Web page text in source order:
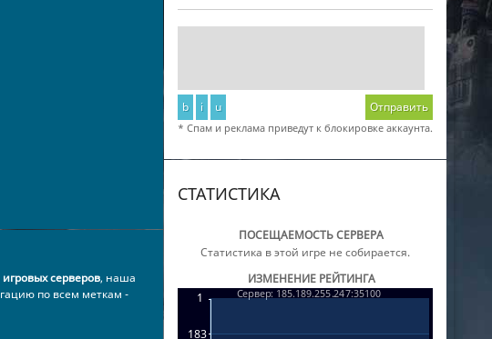
игровых серверов, наша
по всем меткам -
b i u Отправить
* Спам и реклама приведут к блокировке аккаунта.
СТАТИСТИКА
ПОСЕЩАЕМОСТЬ СЕРВЕРА
Статистика в этой игре не собирается.
ИЗМЕНЕНИЕ РЕЙТИНГА